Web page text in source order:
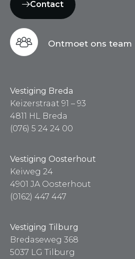
Contact
Ontmoet ons team
Vestiging Breda
Keizerstraat 91 – 93
4811 HL Breda
(076) 5 24 24 00
Vestiging Oosterhout
Keiweg 24
4901 JA Oosterhout
(0162) 447 447
Vestiging Tilburg
Bredaseweg 368
5037 LG Tilburg